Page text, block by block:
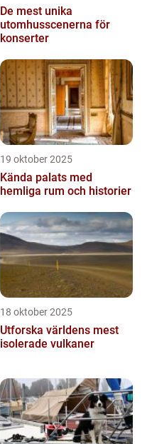
De mest unika
utomhusscenerna för
konserter
19 oktober 2025
Kända palats med
hemliga rum och historier
18 oktober 2025
Utforska världens mest
isolerade vulkaner